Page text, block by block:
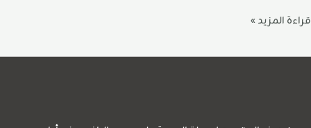
قراءة المزيد »